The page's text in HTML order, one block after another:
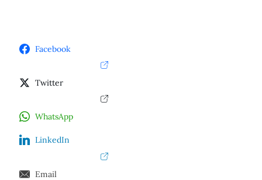
Facebook
Twitter
WhatsApp
LinkedIn
Email